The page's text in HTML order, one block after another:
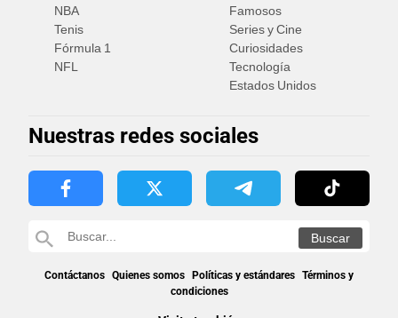
NBA
Tenis
Fórmula 1
NFL
Famosos
Series y Cine
Curiosidades
Tecnología
Estados Unidos
Nuestras redes sociales
Contáctanos Quienes somos Políticas y estándares Términos y
condiciones